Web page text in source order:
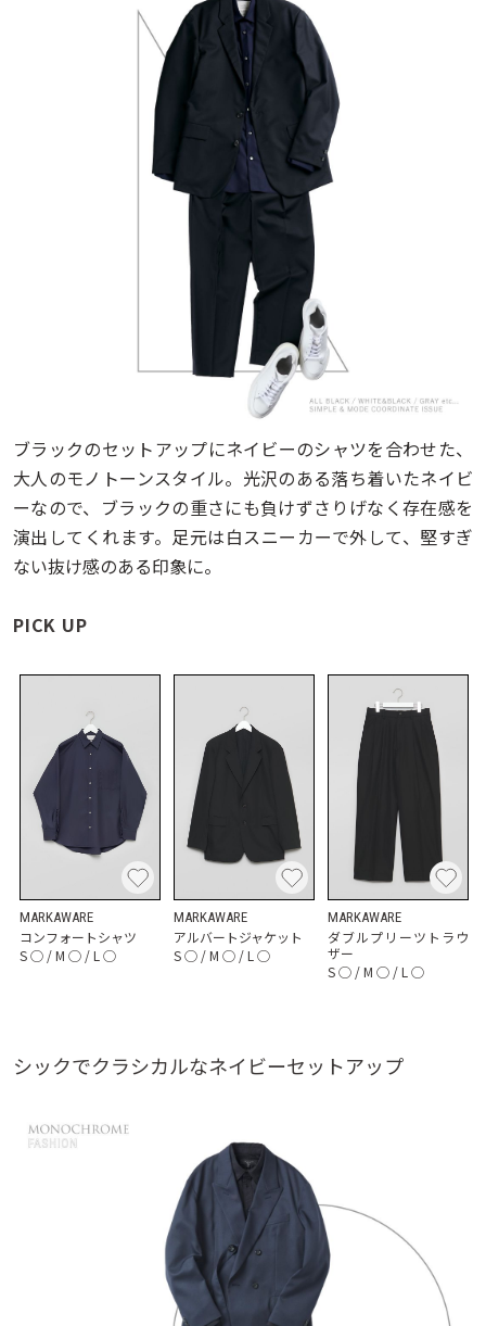
ブラックのセットアップにネイビーのシャツを合わせた、
大人のモノトーンスタイル。光沢のある落ち着いたネイビ
ーなので、ブラックの重さにも負けずさりげなく存在感を
演出してくれます。足元は白スニーカーで外して、堅すぎ
ない抜け感のある印象に。
PICK UP
MARKAWARE
コンフォートシャツ
S◯/M ◯/L◯
MARKAWARE
アルバートジャケット
S◯/M ◯/L◯
MARKAWARE
ダブルプリーツトラウ
ザー
S◯/M ◯/L◯
シックでクラシカルなネイビーセットアップ